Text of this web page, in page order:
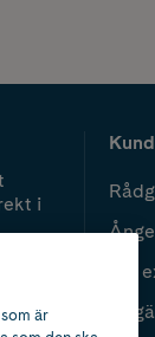
i
Vår
är